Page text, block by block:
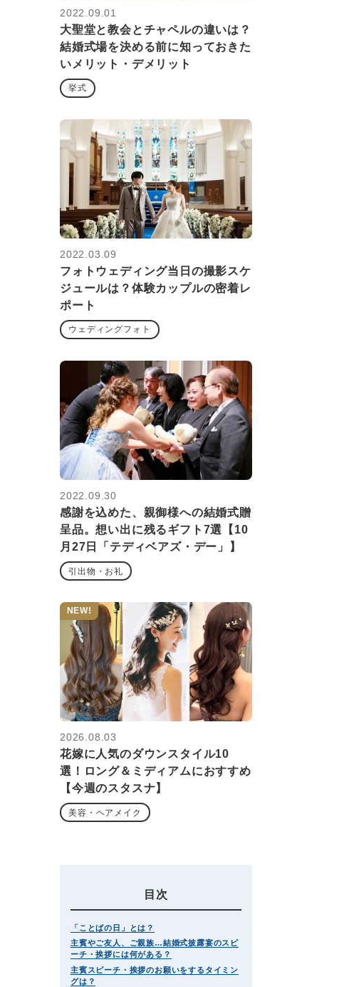
2022.09.01
大聖堂と教会とチャペルの違いは？
結婚式場を決める前に知っておきた
いメリット・デメリット
挙式
2022.03.09
フォトウェディング当日の撮影スケ
ジュールは？体験カップルの密着レ
ポート
ウェディングフォト
2022.09.30
感謝を込めた、親御様への結婚式贈
呈品。想い出に残るギフト7選【10
月27日「テディベアズ・デー」】
引出物・お礼
NEW!
2026.08.03
花嫁に人気のダウンスタイル10
選！ロング＆ミディアムにおすすめ
【今週のスタスナ】
美容・ヘアメイク
目次
「ことばの日」とは？
主賓やご友人、ご親族…結婚式披露宴のスピ
ーチ・挨拶には何がある？
主賓スピーチ・挨拶のお願いをするタイミン
グは？